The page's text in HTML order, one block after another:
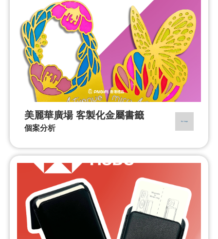
美麗華廣場 客製化金屬書籤
個案分析